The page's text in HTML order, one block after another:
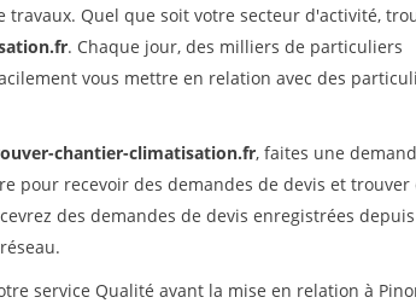
Quel que soit votre secteur d'activité,
. Chaque jour, des milliers de particuliers
vous mettre en relation avec des
chantier-climatisation.fr, faites une
pour recevoir des demandes de devis et trouver
des demandes de devis enregistrées
service Qualité avant la mise en relation à